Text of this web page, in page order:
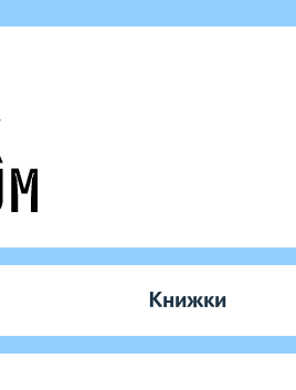
Книжки